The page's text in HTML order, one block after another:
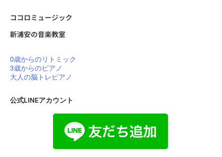
ココロミュージック
新浦安の音楽教室
0歳からのリトミック
3歳からのピアノ
大人の脳トレピアノ
公式LINEアカウント